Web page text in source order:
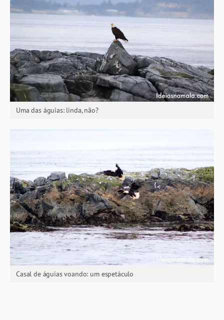
Uma das águias: linda, não?
Casal de águias voando: um espetáculo